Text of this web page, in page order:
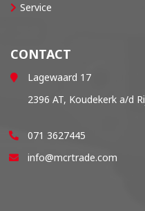
Service
CONTACT
Lagewaard 17
2396 AT, Koudekerk a/d
071 3627445
info@mcrtrade.com